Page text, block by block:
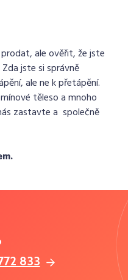
ale ověřit, že jste
jste si správně
ale ne k přetápění.
těleso a mnoho
zastavte a společně
833